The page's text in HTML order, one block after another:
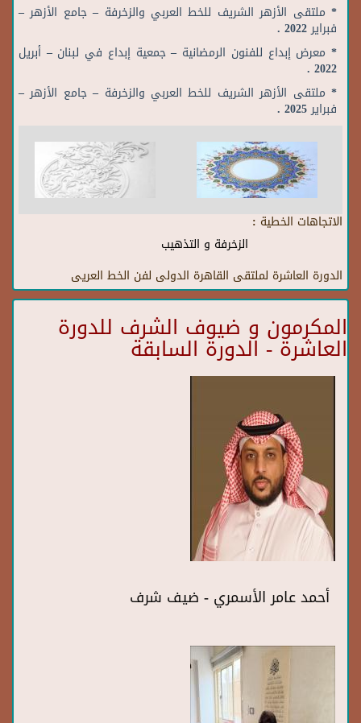
* ملتقى الأزهر الشريف للخط العربي والزخرفة – جامع الأزهر –
فبراير 2022 .
* معرض إبداع للفنون الرمضانية – جمعية إبداع في لبنان – أبريل
2022 .
* ملتقى الأزهر الشريف للخط العربي والزخرفة – جامع الأزهر –
فبراير 2025 .
الاتجاهات الخطية :
الزخرفة و التذهيب
الدورة العاشرة لملتقى القاهرة الدولى لفن الخط العريى
المكرمون و ضيوف الشرف للدورة
العاشرة - الدورة السابقة
أحمد عامر الأسمري - ضيف شرف